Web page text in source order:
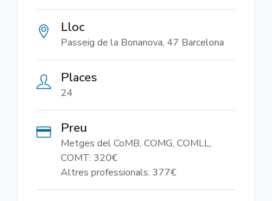
Lloc
Passeig de la Bonanova, 47 Barcelona
Places
24
Preu
Metges del CoMB, COMG, COMLL,
COMT: 320€
Altres professionals: 377€